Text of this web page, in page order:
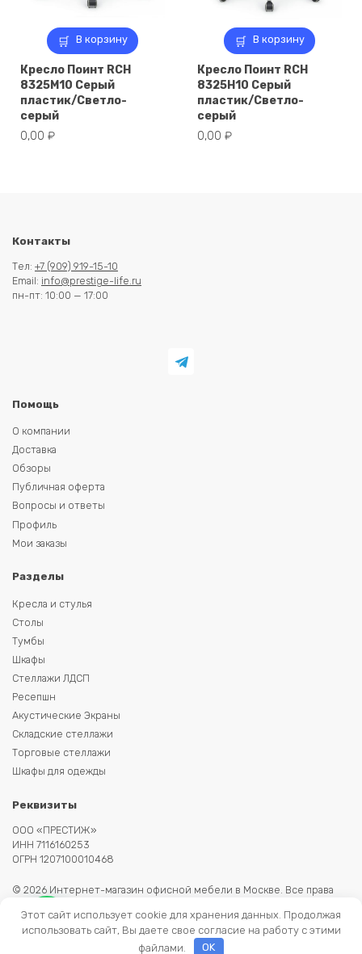
В корзину
Кресло Поинт RCH
8325M10 Серый
пластик/Светло-
серый
0,00 ₽
В корзину
Кресло Поинт RCH
8325H10 Серый
пластик/Светло-
серый
0,00 ₽
Контакты
Тел: +7 (909) 919-15-10
Email: info@prestige-life.ru
пн-пт: 10:00 — 17:00
Помощь
О компании
Доставка
Обзоры
Публичная оферта
Вопросы и ответы
Профиль
Мои заказы
Разделы
Кресла и стулья
Столы
Тумбы
Шкафы
Стеллажи ЛДСП
Ресепшн
Акустические Экраны
Складские стеллажи
Торговые стеллажи
Шкафы для одежды
Реквизиты
ООО «ПРЕСТИЖ»
ИНН 7116160253
ОГРН 1207100010468
© 2026 Интернет-магазин офисной мебели в Москве. Все права
сайте не является публичной офертой.
Этот сайт использует cookie для хранения данных. Продолжая
использовать сайт, Вы даете свое согласие на работу с этими
файлами.
OK